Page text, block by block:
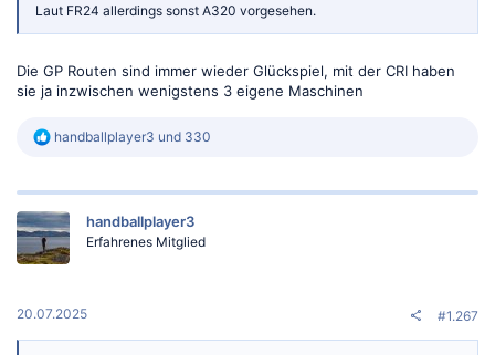
Laut FR24 allerdings sonst A320 vorgesehen.
Die GP Routen sind immer wieder Glückspiel, mit der CRI haben
sie ja inzwischen wenigstens 3 eigene Maschinen
R
k
i
o
n
:
handballplayer3 und 330
handballplayer3
Erfahrenes Mitglied
20.07.2025 #1.267